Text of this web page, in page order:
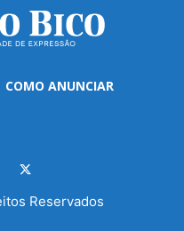
COMO ANUNCIAR
Reservados